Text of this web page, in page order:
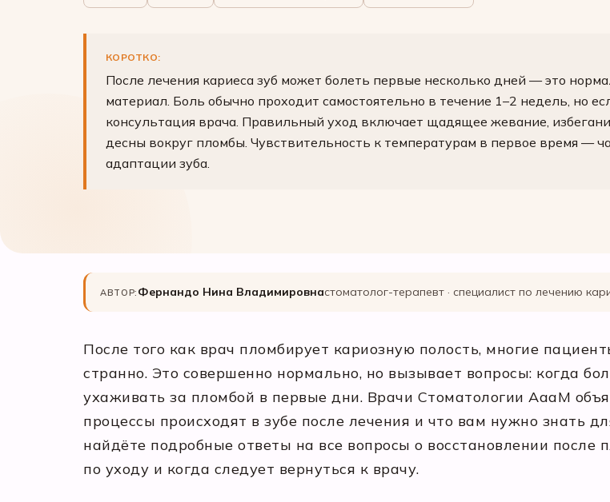
КОРОТКО:
После лечения кариеса зуб может болеть первые несколько дней — это
материал. Боль обычно проходит самостоятельно в течение 1–2 недель, но
консультация врача. Правильный уход включает щадящее жевание,
десны вокруг пломбы. Чувствительность к температурам в первое время —
адаптации зуба.
АВТОР: Фернандо Нина Владимировнастоматолог-терапевт · специалист по лечению
После того как врач пломбирует кариозную полость, многие
странно. Это совершенно нормально, но вызывает вопросы: когда
ухаживать за пломбой в первые дни. Врачи Стоматологии АааМ
процессы происходят в зубе после лечения и что вам нужно знать
найдёте подробные ответы на все вопросы о восстановлении после
по уходу и когда следует вернуться к врачу.